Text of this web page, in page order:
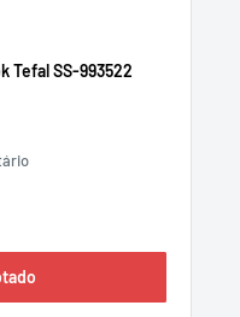
Tefal SS-993522